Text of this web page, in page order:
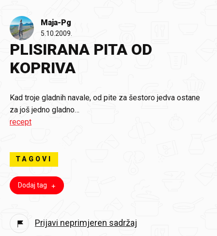
Maja-Pg
5.10.2009.
PLISIRANA PITA OD
KOPRIVA
Kad troje gladnih navale, od pite za šestoro jedva ostane
za još jedno gladno…
recept
TAGOVI
Dodaj tag
Prijavi neprimjeren sadržaj